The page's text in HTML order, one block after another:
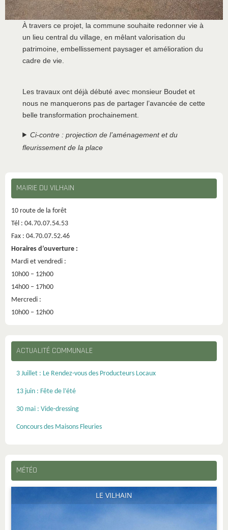
À travers ce projet, la commune souhaite redonner vie à
un lieu central du village, en mêlant valorisation du
patrimoine, embellissement paysager et amélioration du
cadre de vie.
Les travaux ont déjà débuté avec monsieur Boudet et
nous ne manquerons pas de partager l’avancée de cette
belle transformation prochainement.
Ci-contre : projection de l’aménagement et du
fleurissement de la place
MAIRIE DU VILHAIN
10 route de la forêt
Tél : 04.70.07.54.53
Fax : 04.70.07.52.46
Horaires d’ouverture :
Mardi et vendredi :
10h00 – 12h00
14h00 – 17h00
Mercredi :
10h00 – 12h00
ACTUALITÉ COMMUNALE
3 Juillet : Le Rendez-vous des Producteurs Locaux
13 juin : Fête de l’été
30 mai : Vide-dressing
Concours des Maisons Fleuries
MÉTÉO
LE VILHAIN